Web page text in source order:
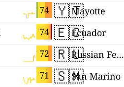
74
74
72
71
🇾🇹Mayotte
🇪🇨Ecuador
🇷🇺 Russian Federation
🇸🇲San Marino